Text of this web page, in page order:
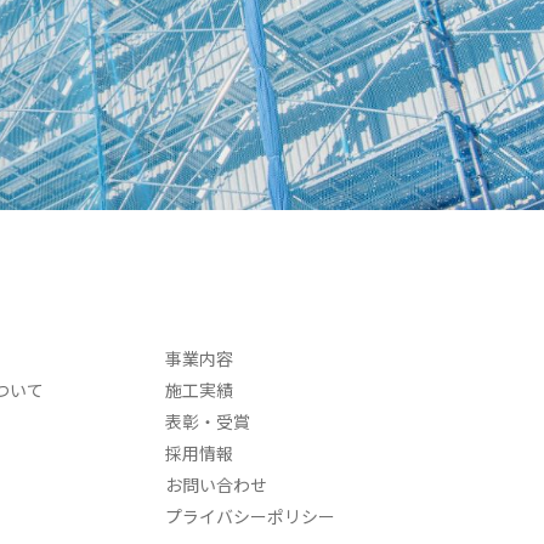
いて
事業内容
施工実績
表彰・受賞
採用情報
お問い合わせ
プライバシーポリシー